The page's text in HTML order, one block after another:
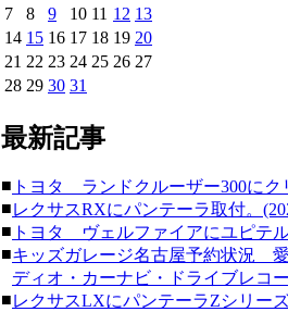
7
8 9 10 11 12 13
14 15 16 17 18 19 20
21 22 23 24 25 26 27
28 29 30 31
最新記事
■ トヨタ ランドクルーザー300にク
■レクサスRXにパンテーラ取付。
■ トヨタ ヴェルファイアにユピテ
■キッズガレージ名古屋予約状況
ディオ・カーナビ・ドライブレコ
■レクサスLXにパンテーラZシリー